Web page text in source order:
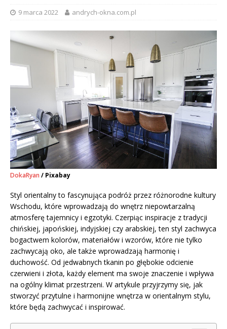
9 marca 2022 andrych-okna.com.pl
DokaRyan / Pixabay
Styl orientalny to fascynująca podróż przez różnorodne kultury
Wschodu, które wprowadzają do wnętrz niepowtarzalną
atmosferę tajemnicy i egzotyki. Czerpiąc inspiracje z tradycji
chińskiej, japońskiej, indyjskiej czy arabskiej, ten styl zachwyca
bogactwem kolorów, materiałów i wzorów, które nie tylko
zachwycają oko, ale także wprowadzają harmonię i
duchowość. Od jedwabnych tkanin po głębokie odcienie
czerwieni i złota, każdy element ma swoje znaczenie i wpływa
na ogólny klimat przestrzeni. W artykule przyjrzymy się, jak
stworzyć przytulne i harmonijne wnętrza w orientalnym stylu,
które będą zachwycać i inspirować.